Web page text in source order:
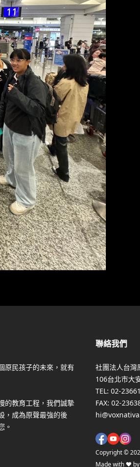
原民孩子的未來，就有
的教育工程，我們誠摯
，成為原聲最強的後
。
聯絡我們
社團法人台灣
106台北市大
TEL: 02-
FAX: 02-
Copyright ©
Made with ♥ by